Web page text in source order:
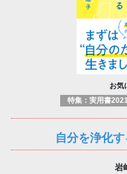
お気
特集：実用書
自分を浄化
岩